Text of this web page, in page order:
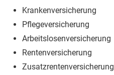
Krankenversicherung
Pflegeversicherung
Arbeitslosenversicherung
Rentenversicherung
Zusatzrentenversicherung